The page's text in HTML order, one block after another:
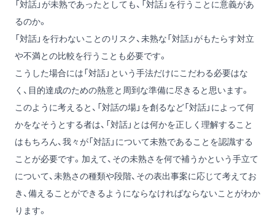
「対話」が未熟であったとしても、「対話」を行うことに意義があ
るのか。
「対話」を行わないことのリスク、未熟な「対話」がもたらす対立
や不満との比較を行うことも必要です。
こうした場合には「対話」という手法だけにこだわる必要はな
く、目的達成のための熱意と周到な準備に尽きると思います。
このように考えると、「対話の場」を創るなど「対話」によって何
かをなそうとする者は、「対話」とは何かを正しく理解すること
はもちろん、我々が「対話」について未熟であることを認識する
ことが必要です。加えて、その未熟さを何で補うかという手立て
について、未熟さの種類や段階、その表出事案に応じて考えてお
き、備えることができるようにならなければならないことがわか
ります。